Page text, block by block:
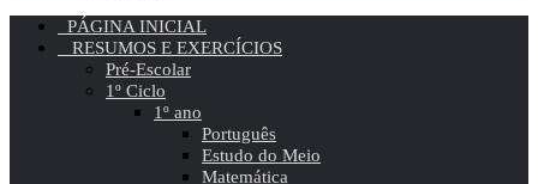
PÁGINA INICIAL
RESUMOS E EXERCÍCIOS
Pré-Escolar
1º Ciclo
1º ano
Português
Estudo do Meio
Matemática